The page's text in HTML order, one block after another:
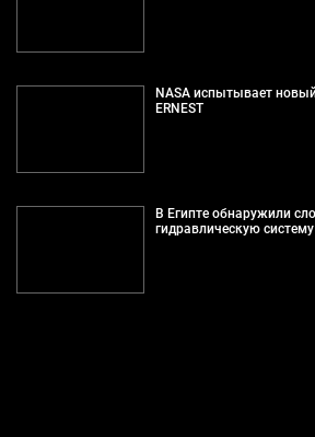
NASA испытывает
ERNEST
В Египте обнаружили
гидравлическую